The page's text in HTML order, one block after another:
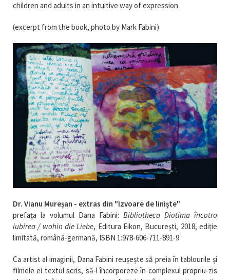
children and adults in an intuitive way of expression
(excerpt from the book, photo by Mark Fabini)
Dr. Vianu Mureșan - extras din "Izvoare de liniște"
prefața la volumul Dana Fabini: Bibliotheca Diotima încotro
iubirea / wohin die Liebe, Editura Eikon, București, 2018, ediție
limitată, română-germană, ISBN 1:978-606-711-891-9
Ca artist al imaginii, Dana Fabini reușește să preia în tablourile și
filmele ei textul scris, să-l încorporeze în complexul propriu-zis